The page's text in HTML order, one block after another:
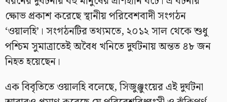
ক্ষোভ প্রকাশ করেছে স্থানীয় পরিবেশবাদী সংগঠন
‘ওয়ালহি’। সংগঠনটির তথ্যমতে, ২০১২ সাল থেকে শুধু
পশ্চিম সুমাত্রাতেই অবৈধ খনিতে দুর্ঘটনায় অন্তত ৪৮ জন
নিহত হয়েছেন।
এক বিবৃতিতে ওয়ালহি বলেছে, সিজুঞ্জুংয়ের এই দুর্ঘটনা